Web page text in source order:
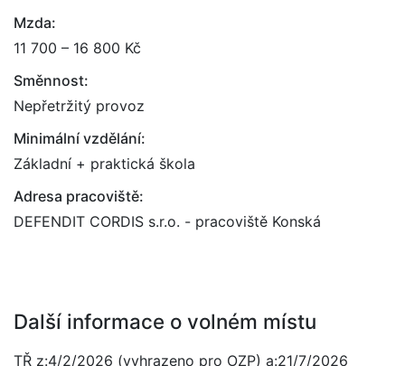
Mzda:
11 700 – 16 800 Kč
Směnnost:
Nepřetržitý provoz
Minimální vzdělání:
Základní + praktická škola
Adresa pracoviště:
DEFENDIT CORDIS s.r.o. - pracoviště Konská
Další informace o volném místu
TŘ z:4/2/2026 (vyhrazeno pro OZP) a:21/7/2026